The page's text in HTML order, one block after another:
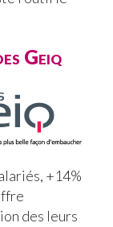
Geiq
+14%
des leurs